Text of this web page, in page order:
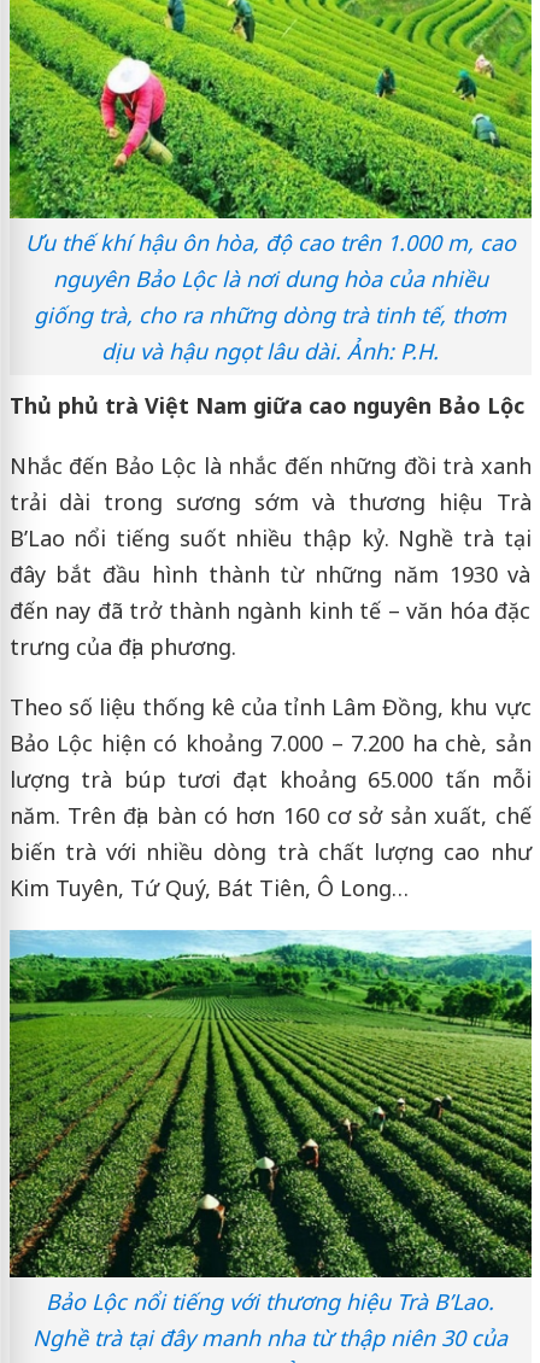
Ưu thế khí hậu ôn hòa, độ cao trên 1.000 m, cao
nguyên Bảo Lộc là nơi dung hòa của nhiều
giống trà, cho ra những dòng trà tinh tế, thơm
dịu và hậu ngọt lâu dài. Ảnh: P.H.
Thủ phủ trà Việt Nam giữa cao nguyên Bảo Lộc
Nhắc đến Bảo Lộc là nhắc đến những đồi trà xanh
trải dài trong sương sớm và thương hiệu Trà
B’Lao nổi tiếng suốt nhiều thập kỷ. Nghề trà tại
đây bắt đầu hình thành từ những năm 1930 và
đến nay đã trở thành ngành kinh tế – văn hóa đặc
trưng của địa phương.
Theo số liệu thống kê của tỉnh Lâm Đồng, khu vực
Bảo Lộc hiện có khoảng 7.000 – 7.200 ha chè, sản
lượng trà búp tươi đạt khoảng 65.000 tấn mỗi
năm. Trên địa bàn có hơn 160 cơ sở sản xuất, chế
biến trà với nhiều dòng trà chất lượng cao như
Kim Tuyên, Tứ Quý, Bát Tiên, Ô Long…
Bảo Lộc nổi tiếng với thương hiệu Trà B’Lao.
Nghề trà tại đây manh nha từ thập niên 30 của